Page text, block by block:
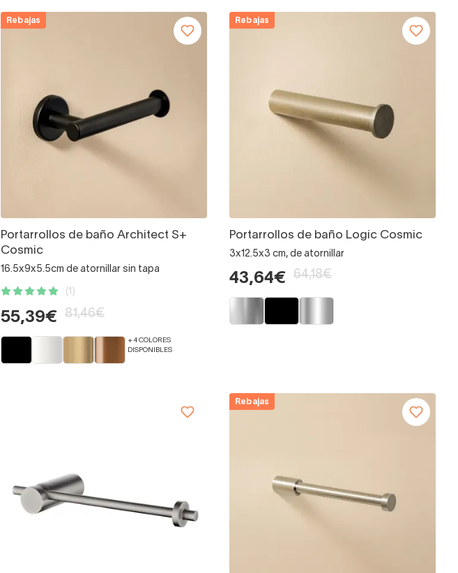
Rebajas
Portarrollos de baño Architect S+
Cosmic
16.5x9x5.5cm de atornillar sin tapa
(1)
55,39€ 81,46€
+ 4 COLORES
DISPONIBLES
Rebajas
Portarrollos de baño Logic Cosmic
3x12.5x3 cm, de atornillar
43,64€ 64,18€
Rebajas